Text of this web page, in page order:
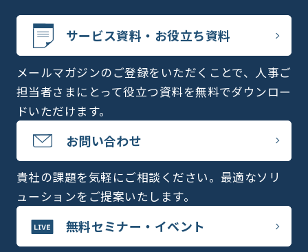
サービス資料・お役立ち資料
メールマガジンのご登録をいただくことで、人事ご
担当者さまにとって役立つ資料を無料でダウンロー
ドいただけます。
お問い合わせ
貴社の課題を気軽にご相談ください。最適なソリ
ューションをご提案いたします。
無料セミナー・イベント